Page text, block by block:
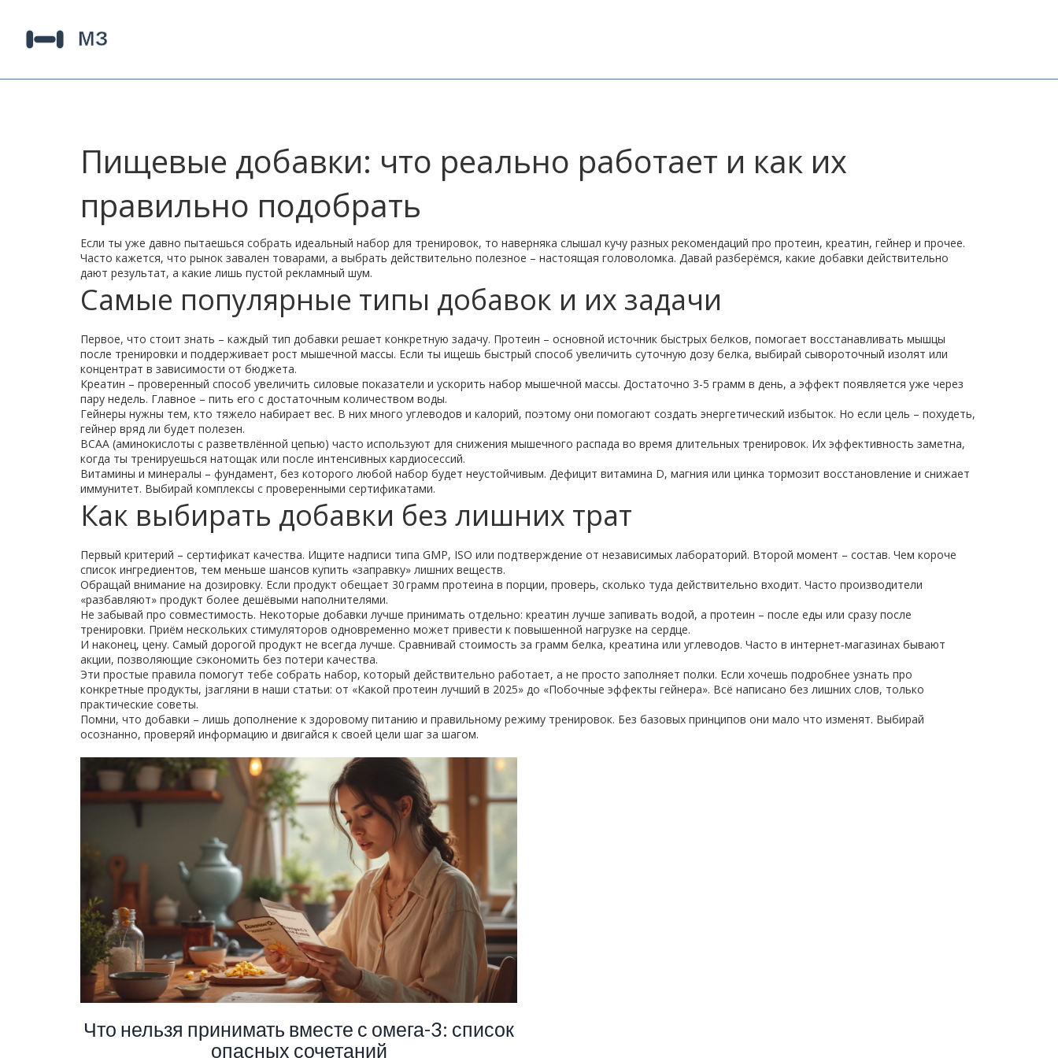
Пищевые добавки: что реально работает и как их
правильно подобрать
Если ты уже давно пытаешься собрать идеальный набор для тренировок, то наверняка слышал кучу разных рекомендаций про протеин, креатин, гейнер и прочее.
Часто кажется, что рынок завален товарами, а выбрать действительно полезное – настоящая головоломка. Давай разберёмся, какие добавки действительно
дают результат, а какие лишь пустой рекламный шум.
Самые популярные типы добавок и их задачи
Первое, что стоит знать – каждый тип добавки решает конкретную задачу. Протеин – основной источник быстрых белков, помогает восстанавливать мышцы
после тренировки и поддерживает рост мышечной массы. Если ты ищешь быстрый способ увеличить суточную дозу белка, выбирай сывороточный изолят или
концентрат в зависимости от бюджета.
Креатин – проверенный способ увеличить силовые показатели и ускорить набор мышечной массы. Достаточно 3-5 грамм в день, а эффект появляется уже через
пару недель. Главное – пить его с достаточным количеством воды.
Гейнеры нужны тем, кто тяжело набирает вес. В них много углеводов и калорий, поэтому они помогают создать энергетический избыток. Но если цель – похудеть,
гейнер вряд ли будет полезен.
BCAA (аминокислоты с разветвлённой цепью) часто используют для снижения мышечного распада во время длительных тренировок. Их эффективность заметна,
когда ты тренируешься натощак или после интенсивных кардиосессий.
Витамины и минералы – фундамент, без которого любой набор будет неустойчивым. Дефицит витамина D, магния или цинка тормозит восстановление и снижает
иммунитет. Выбирай комплексы с проверенными сертификатами.
Как выбирать добавки без лишних трат
Первый критерий – сертификат качества. Ищите надписи типа GMP, ISO или подтверждение от независимых лабораторий. Второй момент – состав. Чем короче
список ингредиентов, тем меньше шансов купить «заправку» лишних веществ.
Обращай внимание на дозировку. Если продукт обещает 30 грамм протеина в порции, проверь, сколько туда действительно входит. Часто производители
«разбавляют» продукт более дешёвыми наполнителями.
Не забывай про совместимость. Некоторые добавки лучше принимать отдельно: креатин лучше запивать водой, а протеин – после еды или сразу после
тренировки. Приём нескольких стимуляторов одновременно может привести к повышенной нагрузке на сердце.
И наконец, цену. Самый дорогой продукт не всегда лучше. Сравнивай стоимость за грамм белка, креатина или углеводов. Часто в интернет‑магазинах бывают
акции, позволяющие сэкономить без потери качества.
Эти простые правила помогут тебе собрать набор, который действительно работает, а не просто заполняет полки. Если хочешь подробнее узнать про
конкретные продукты, jзагляни в наши статьи: от «Какой протеин лучший в 2025» до «Побочные эффекты гейнера». Всё написано без лишних слов, только
практические советы.
Помни, что добавки – лишь дополнение к здоровому питанию и правильному режиму тренировок. Без базовых принципов они мало что изменят. Выбирай
осознанно, проверяй информацию и двигайся к своей цели шаг за шагом.
Что нельзя принимать вместе с омега-3: список
опасных сочетаний